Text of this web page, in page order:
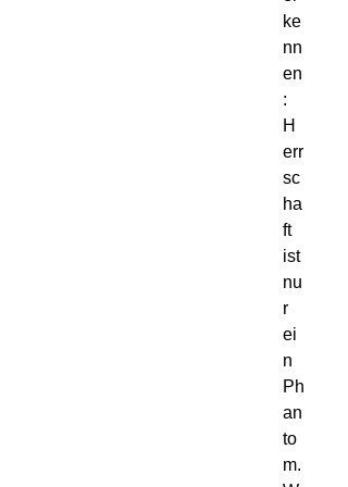
ke
nn
en
:
H
err
sc
ha
ft
ist
nu
r
ei
n
Ph
an
to
m.